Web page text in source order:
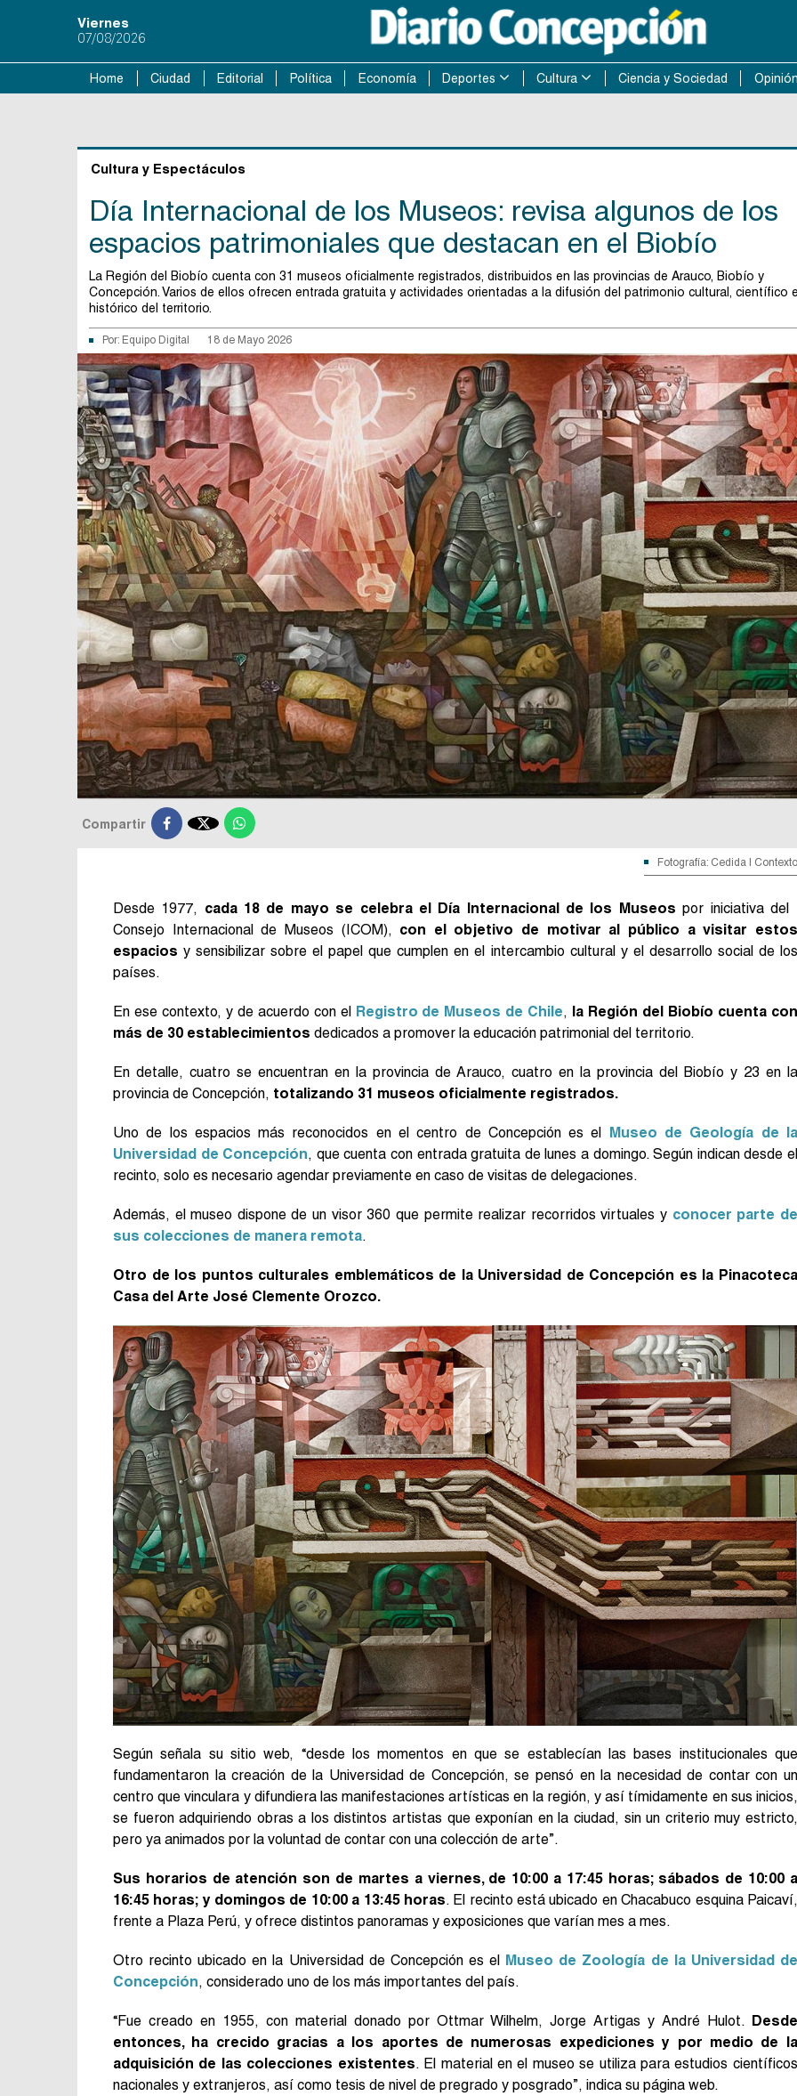
Viernes
07/08/2026
Home Ciudad Editorial Política Economía Deportes Cultura Ciencia y Sociedad Opinión
Cultura y Espectáculos
Día Internacional de los Museos: revisa algunos de los
espacios patrimoniales que destacan en el Biobío
La Región del Biobío cuenta con 31 museos oficialmente registrados, distribuidos en las provincias de Arauco, Biobío y
Concepción. Varios de ellos ofrecen entrada gratuita y actividades orientadas a la difusión del patrimonio cultural, científico e
histórico del territorio.
Por: Equipo Digital 18 de Mayo 2026
Compartir 
Fotografía: Cedida | Contexto
Desde 1977, cada 18 de mayo se celebra el Día Internacional de los Museos por iniciativa del
Consejo Internacional de Museos (ICOM), con el objetivo de motivar al público a visitar estos
espacios y sensibilizar sobre el papel que cumplen en el intercambio cultural y el desarrollo social de los
países.
En ese contexto, y de acuerdo con el Registro de Museos de Chile, la Región del Biobío cuenta con
más de 30 establecimientos dedicados a promover la educación patrimonial del territorio.
En detalle, cuatro se encuentran en la provincia de Arauco, cuatro en la provincia del Biobío y 23 en la
provincia de Concepción, totalizando 31 museos oficialmente registrados.
Uno de los espacios más reconocidos en el centro de Concepción es el Museo de Geología de la
Universidad de Concepción, que cuenta con entrada gratuita de lunes a domingo. Según indican desde el
recinto, solo es necesario agendar previamente en caso de visitas de delegaciones.
Además, el museo dispone de un visor 360 que permite realizar recorridos virtuales y conocer parte de
sus colecciones de manera remota.
Otro de los puntos culturales emblemáticos de la Universidad de Concepción es la Pinacoteca
Casa del Arte José Clemente Orozco.
Según señala su sitio web, “desde los momentos en que se establecían las bases institucionales que
fundamentaron la creación de la Universidad de Concepción, se pensó en la necesidad de contar con un
centro que vinculara y difundiera las manifestaciones artísticas en la región, y así tímidamente en sus inicios,
se fueron adquiriendo obras a los distintos artistas que exponían en la ciudad, sin un criterio muy estricto,
pero ya animados por la voluntad de contar con una colección de arte”.
Sus horarios de atención son de martes a viernes, de 10:00 a 17:45 horas; sábados de 10:00 a
16:45 horas; y domingos de 10:00 a 13:45 horas. El recinto está ubicado en Chacabuco esquina Paicaví,
frente a Plaza Perú, y ofrece distintos panoramas y exposiciones que varían mes a mes.
Otro recinto ubicado en la Universidad de Concepción es el Museo de Zoología de la Universidad de
Concepción, considerado uno de los más importantes del país.
“Fue creado en 1955, con material donado por Ottmar Wilhelm, Jorge Artigas y André Hulot. Desde
entonces, ha crecido gracias a los aportes de numerosas expediciones y por medio de la
adquisición de las colecciones existentes. El material en el museo se utiliza para estudios científicos
nacionales y extranjeros, así como tesis de nivel de pregrado y posgrado”, indica su página web.